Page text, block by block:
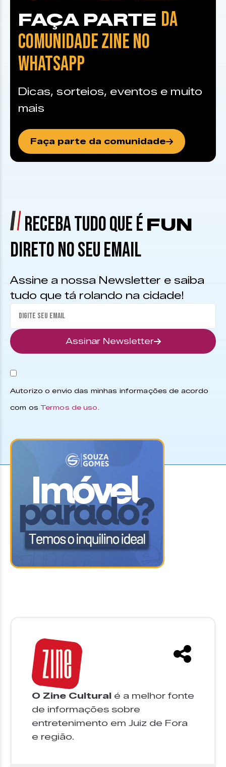
FAÇA PARTE DA
COMUNIDADE ZINE NO
WHATSAPP
Dicas, sorteios, eventos e muito
mais
Faça parte da comunidade
RECEBA TUDO QUE É FUN
DIRETO NO SEU EMAIL
Assine a nossa Newsletter e saiba
tudo que tá rolando na cidade!
Assinar Newsletter
Autorizo o envio das minhas informações de acordo
com os Termos de uso.
O Zine Cultural é a melhor fonte
de informações sobre
entretenimento em Juiz de Fora
e região.